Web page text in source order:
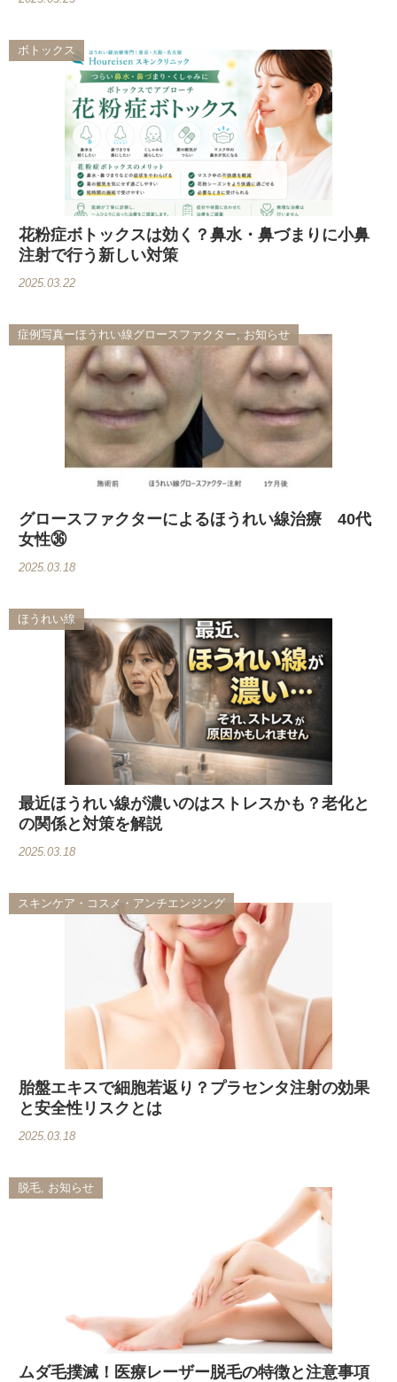
ボトックス
花粉症ボトックスは効く？鼻水・鼻づまりに小鼻
注射で行う新しい対策
2025.03.22
症例写真ーほうれい線グロースファクター, お知らせ
グロースファクターによるほうれい線治療 40代
女性㊱
2025.03.18
ほうれい線
最近ほうれい線が濃いのはストレスかも？老化と
の関係と対策を解説
2025.03.18
スキンケア・コスメ・アンチエンジング
胎盤エキスで細胞若返り？プラセンタ注射の効果
と安全性リスクとは
2025.03.18
脱毛, お知らせ
ムダ毛撲滅！医療レーザー脱毛の特徴と注意事項